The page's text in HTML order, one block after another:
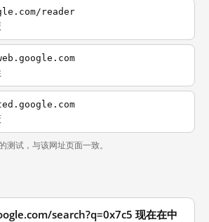
reader
测试，与该网址页面一致。
search?q=0x7c5 现在在中